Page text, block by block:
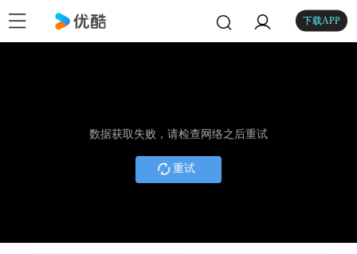
下载APP
数据获取失败，请检查网络之后重试
重试